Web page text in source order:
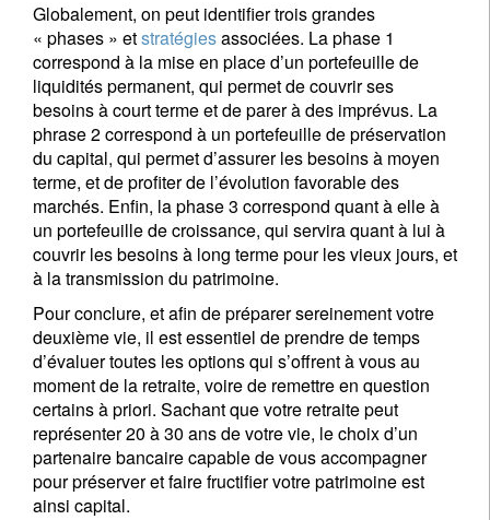
Globalement, on peut identifier trois grandes
« phases » etstratégiesassociées. La phase 1
correspond à la mise en place d’un portefeuille de
liquidités permanent, qui permet de couvrir ses
besoins à court terme et de parer à des imprévus. La
phrase 2 correspond à un portefeuille de préservation
du capital, qui permet d’assurer les besoins à moyen
terme, et de profiter de l’évolution favorable des
marchés. Enfin, la phase 3 correspond quant à elle à
un portefeuille de croissance, qui servira quant à lui à
couvrir les besoins à long terme pour les vieux jours, et
à la transmission du patrimoine.
Pour conclure, et afin de préparer sereinement votre
deuxième vie, il est essentiel de prendre de temps
d’évaluer toutes les options qui s’offrent à vous au
moment de la retraite, voire de remettre en question
certains à priori. Sachant que votre retraite peut
représenter 20 à 30 ans de votre vie, le choix d’un
partenaire bancaire capable de vous accompagner
pour préserver et faire fructifier votre patrimoine est
ainsi capital.